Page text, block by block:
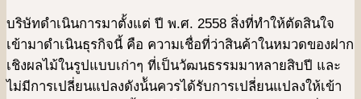
บริษัทดําเนินการมาตั้งแต่ ปี พ.ศ. 2558 สิ่งที่ทำให้ตัดสินใจ
เข้ามาดําเนินธุรกิจนี้ คือ ความเชื่อที่ว่าสินค้าในหมวดของฝาก
เชิงผลไม้ในรูปแบบเก่าๆ ที่เป็นวัฒนธรรมมาหลายสิบปี และ
ไม่มีการเปลี่ยนแปลงดังน้ันควรได้รับการเปลี่ยนแปลงให้เข้า